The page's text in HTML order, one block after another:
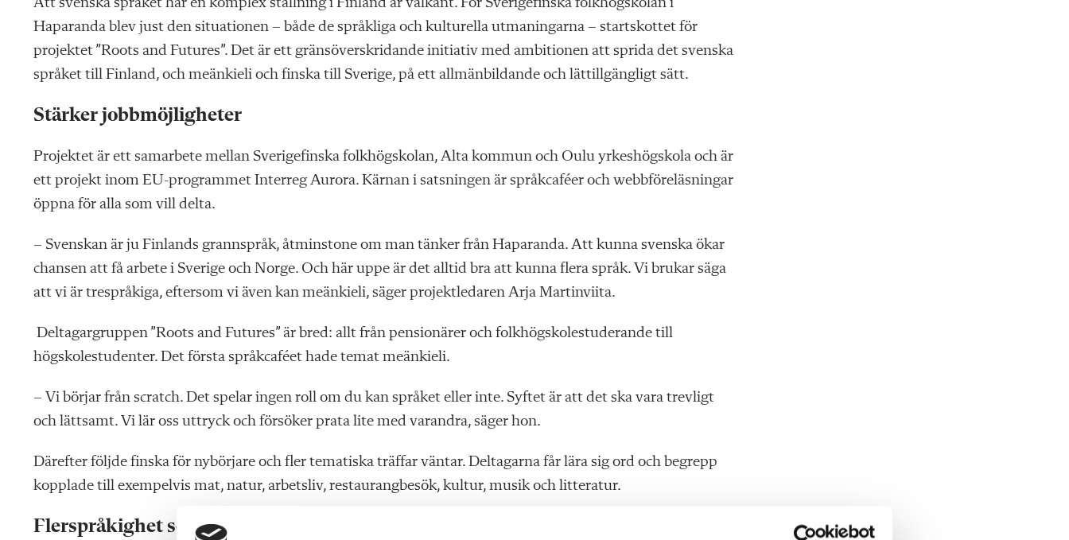
Haparanda blev just den situationen – både de språkliga och kulturella utmaningarna – startskottet för
projektet ”Roots and Futures”. Det är ett gränsöverskridande initiativ med ambitionen att sprida det svenska
språket till Finland, och meänkieli och finska till Sverige, på ett allmänbildande och lättillgängligt sätt.
Stärker jobbmöjligheter
Projektet är ett samarbete mellan Sverigefinska folkhögskolan, Alta kommun och Oulu yrkeshögskola och är
ett projekt inom EU-programmet Interreg Aurora. Kärnan i satsningen är språkcaféer och webbföreläsningar
öppna för alla som vill delta.
– Svenskan är ju Finlands grannspråk, åtminstone om man tänker från Haparanda. Att kunna svenska ökar
chansen att få arbete i Sverige och Norge. Och här uppe är det alltid bra att kunna flera språk. Vi brukar säga
att vi är trespråkiga, eftersom vi även kan meänkieli, säger projektledaren Arja Martinviita.
Deltagargruppen ”Roots and Futures” är bred: allt från pensionärer och folkhögskolestuderande till
högskolestudenter. Det första språkcaféet hade temat meänkieli.
– Vi börjar från scratch. Det spelar ingen roll om du kan språket eller inte. Syftet är att det ska vara trevligt
och lättsamt. Vi lär oss uttryck och försöker prata lite med varandra, säger hon.
Därefter följde finska för nybörjare och fler tematiska träffar väntar. Deltagarna får lära sig ord och begrepp
kopplade till exempelvis mat, natur, arbetsliv, restaurangbesök, kultur, musik och litteratur.
Flerspråkighet som resurs